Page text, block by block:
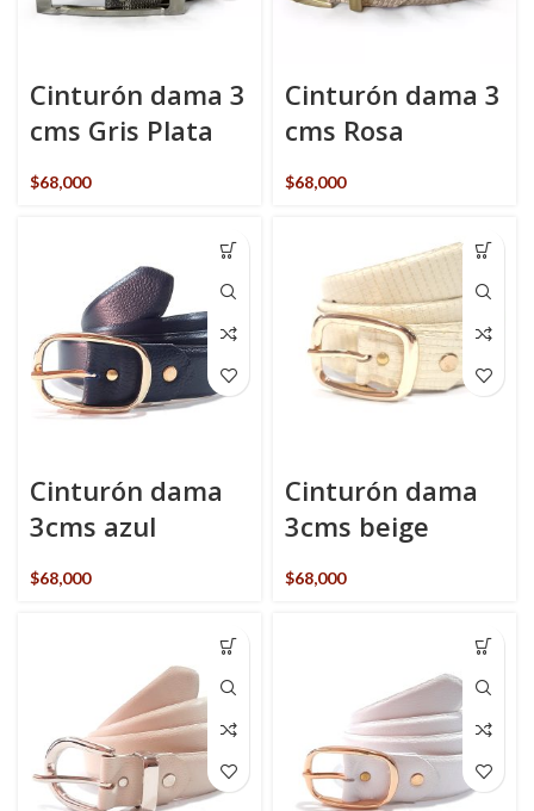
Cinturón dama 3
cms Gris Plata
$68,000
Cinturón dama 3
cms Rosa
$68,000
Cinturón dama
3cms azul
$68,000
Cinturón dama
3cms beige
$68,000